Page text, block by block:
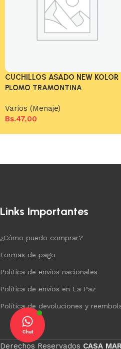
CUCHILLOS ASADO NEW KOLOR
PLOMO TRAMONTINA
Varios (Menaje)
Bs.47,00
Añadir al carrito
Links Importantes
¿Cómo puedo comprar?
Formas de pago
Política de envíos nacionales
Política de envíos en La Paz
Política de devoluciones y
Derechos Reservados CASA
Chat